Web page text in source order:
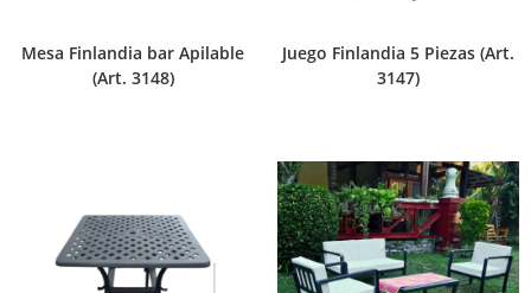
Mesa Finlandia bar Apilable
(Art. 3148)
Juego Finlandia 5 Piezas (Art.
3147)